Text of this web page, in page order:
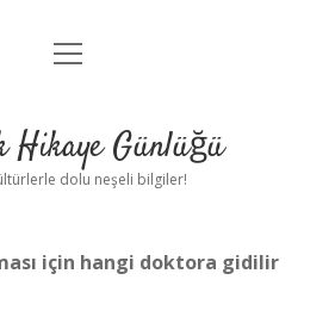
Anasayfa
Yasal Uyarı
menüyü
Hikaye Günlüğü
dolu neşeli bilgiler!
için hangi doktora gidilir